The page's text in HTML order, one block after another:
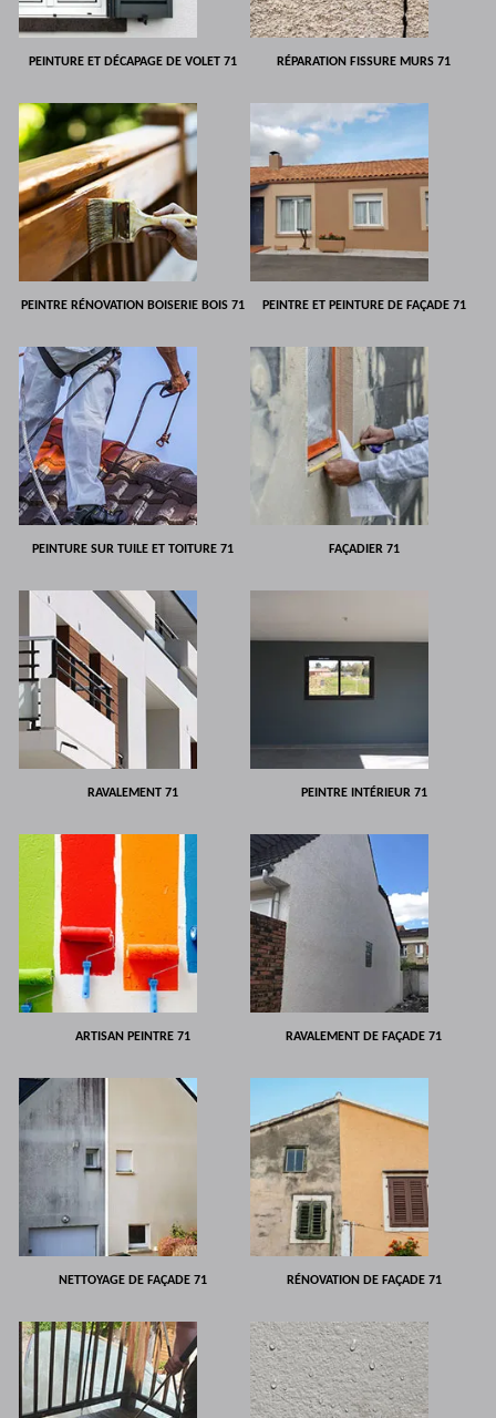
PEINTURE ET DÉCAPAGE DE VOLET 71 RÉPARATION FISSURE MURS 71
PEINTRE RÉNOVATION BOISERIE BOIS 71 PEINTRE ET PEINTURE DE FAÇADE 71
PEINTURE SUR TUILE ET TOITURE 71 FAÇADIER 71
RAVALEMENT 71 PEINTRE INTÉRIEUR 71
ARTISAN PEINTRE 71 RAVALEMENT DE FAÇADE 71
NETTOYAGE DE FAÇADE 71 RÉNOVATION DE FAÇADE 71